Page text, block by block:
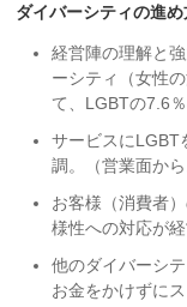
ダイバーシティの進め
経営陣の理解と
ーシティ（女性
て、LGBTの7.6
サービスにLGBT
調。（営業面から
お客様（消費者
様性への対応が
他のダイバーシ
お金をかけずに